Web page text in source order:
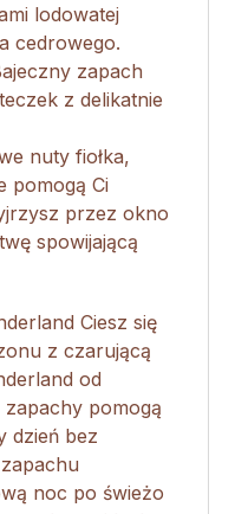
lodowatej
cedrowego.
zapach
z delikatnie
nuty fiołka,
pomogą Ci
przez okno
spowijającą
Ciesz się
z czarującą
od
zapachy pomogą
dzień bez
noc po świeżo